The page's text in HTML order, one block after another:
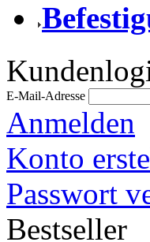
E-Mail-Adresse
Anmelden
Konto
Passwort
Bestseller